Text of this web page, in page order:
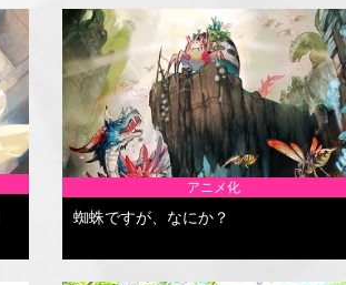
アニメ化
蜘蛛ですが、なにか？